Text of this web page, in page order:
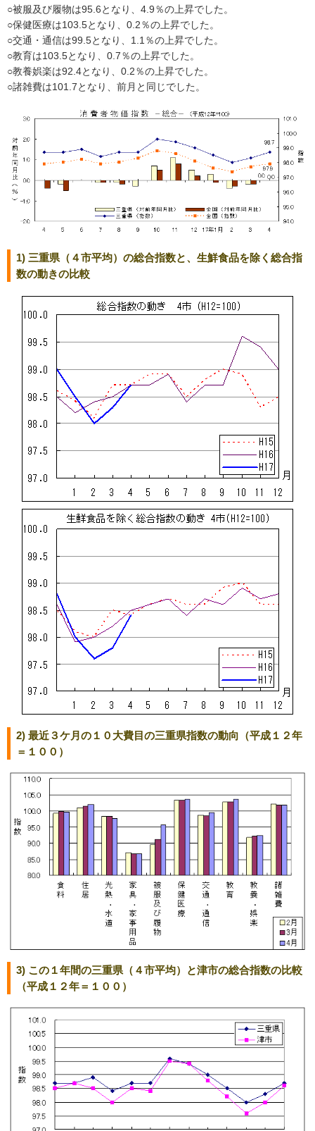
○被服及び履物は95.6となり、4.9％の上昇でした。
○保健医療は103.5となり、0.2％の上昇でした。
○交通・通信は99.5となり、1.1％の上昇でした。
○教育は103.5となり、0.7％の上昇でした。
○教養娯楽は92.4となり、0.2％の上昇でした。
○諸雑費は101.7となり、前月と同じでした。
1) 三重県（４市平均）の総合指数と、生鮮食品を除く総合指
数の動きの比較
2) 最近３ケ月の１０大費目の三重県指数の動向（平成１２年
＝１００）
3) この１年間の三重県（４市平均）と津市の総合指数の比較
（平成１２年＝１００）